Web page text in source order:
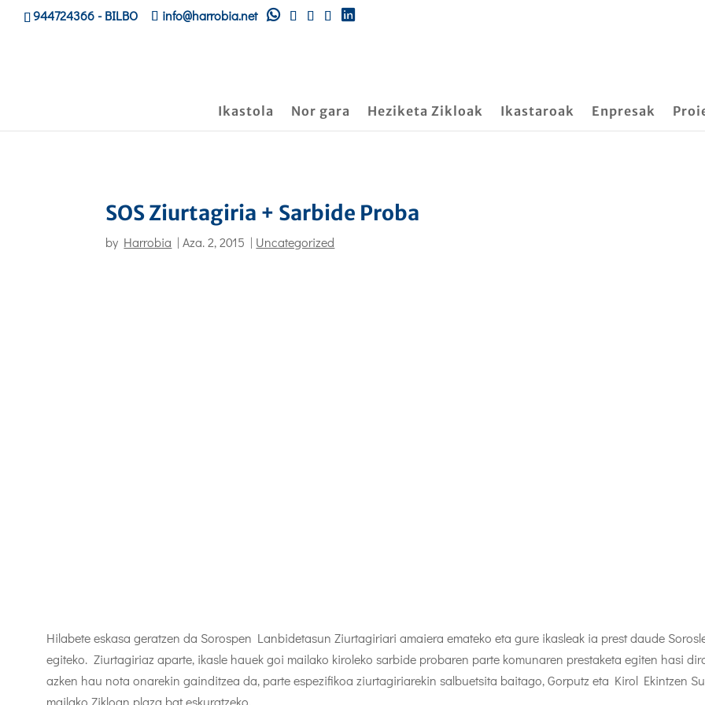
944724366- BILBO info@harrobia.net
Ikastola Nor gara Heziketa Zikloak Ikastaroak Enpresak
SOS Ziurtagiria + Sarbide Proba
by Harrobia |Aza. 2, 2015 | Uncategorized
Hilabete eskasa geratzen da Sorospen Lanbidetasun Ziurtagiriari amaiera emateko eta gure ikasleak ia prest daude
egiteko. Ziurtagiriaz aparte, ikasle hauek goi mailako kiroleko sarbide probaren parte komunaren prestaketa egiten hasi
azken hau nota onarekin gainditzea da, parte espezifikoa ziurtagiriarekin salbuetsita baitago, Gorputz eta Kirol Ekintzen
mailako Zikloan plaza bat eskuratzeko.